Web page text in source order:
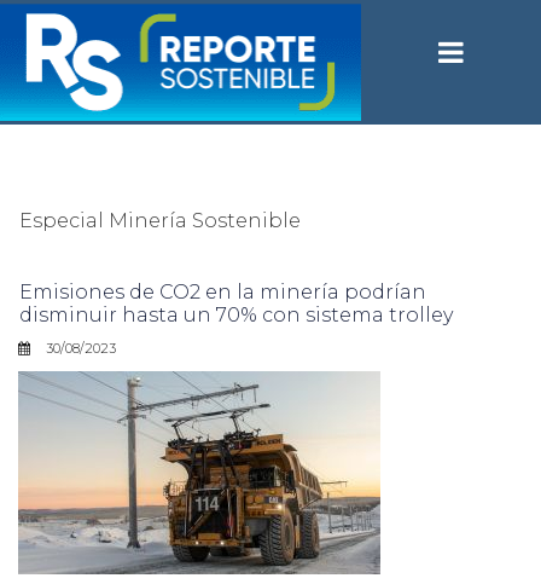
Especial Minería Sostenible
Emisiones de CO2 en la minería podrían
disminuir hasta un 70% con sistema trolley
30/08/2023